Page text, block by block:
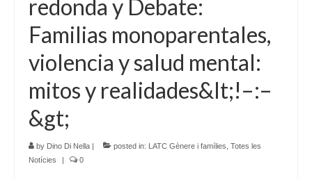
redonda y Debate:
Familias monoparentales,
violencia y salud mental:
mitos y realidades&lt;!–:–
&gt;
by Dino Di Nella posted in: LATC Gènere i famílies Totes les
Notícies
0